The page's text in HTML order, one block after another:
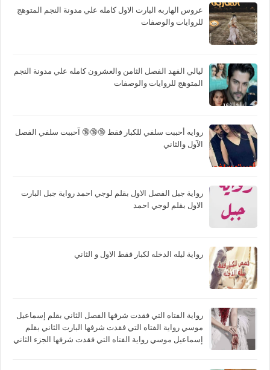
عروس الهاربه البارت الاول كامله علي مدونة النجم المتوهج
للروايات والوصفات
ليالي الفهد الفصل الثامن والعشرون كامله علي مدونة النجم
المتوهج للروايات والوصفات
روايه أحببت سلفي للكبار فقط 🔞🔞🔞 آحببت سلفي الفصل
الآول والثاني
رواية جبل الفصل الاول بقلم لوجي احمد رواية جبل البارت
الاول بقلم لوجي احمد
رواية ليله الدخله لكبار فقط الاول و الثاني
رواية الفتاه التي فقدت شرفها الفصل الثاني بقلم إسماعيل
موسي رواية الفتاه التي فقدت شرفها البارت الثاني بقلم
إسماعيل موسي رواية الفتاه التي فقدت شرفها الجزء الثاني